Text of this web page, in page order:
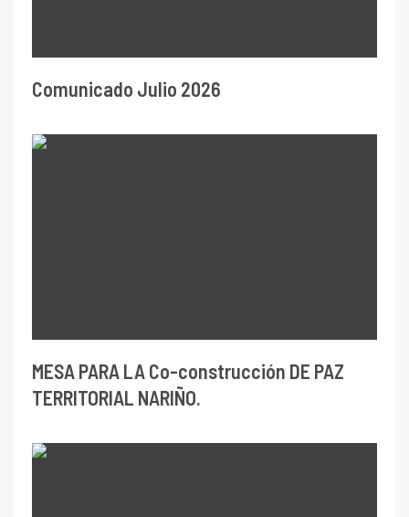
Comunicado Julio 2026
MESA PARA LA Co-construcción DE PAZ
TERRITORIAL NARIÑO.